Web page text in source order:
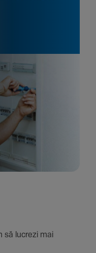
lucrezi mai